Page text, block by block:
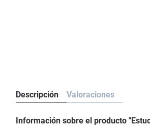
Descripción Valoraciones
Información sobre el producto